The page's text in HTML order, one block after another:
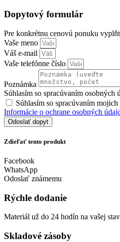
Dopytový formulár
Pre konkrétnu cenovú ponuku
Vaše meno
Váš e-mail
Vaše telefónne číslo
Poznámka
Súhlasím so spracúvaním osobných
Súhlasím so spracúvaním
Informácie o ochrane osobných
Odoslať dopyt
Zdieľať tento produkt
Facebook
WhatsApp
Odoslať známemu
Rýchle dodanie
Materiál už do 24 hodín na vašej
Skladové zásoby